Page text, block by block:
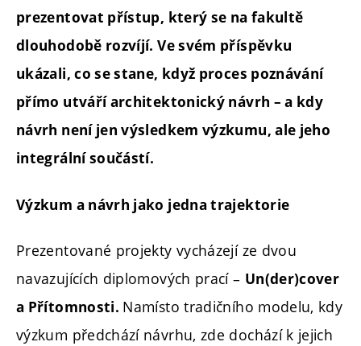
prezentovat přístup, který se na fakultě
dlouhodobě rozvíjí. Ve svém příspěvku
ukázali, co se stane, když proces poznávání
přímo utváří architektonický návrh – a kdy
návrh není jen výsledkem výzkumu, ale jeho
integrální součástí.
Výzkum a návrh jako jedna trajektorie
Prezentované projekty vycházejí ze dvou
navazujících diplomových prací – Un(der)cover
a Přítomnosti. Namísto tradičního modelu, kdy
výzkum předchází návrhu, zde dochází k jejich